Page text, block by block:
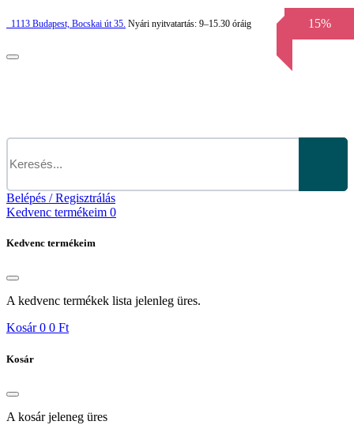
1113 Budapest, Bocskai út 35. Nyári nyitvatartás: 9–15.30 óráig
Belépés / Regisztrálás
Kedvenc termékeim 0
Kedvenc termékeim
A kedvenc termékek lista jelenleg üres.
Kosár 0 0 Ft
Kosár
A kosár jeleneg üres
15%